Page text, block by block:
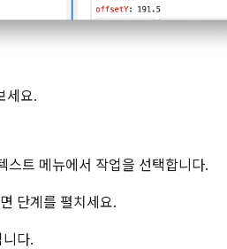
세요.
스트 메뉴에서 작업을 선택합니다.
단계를 펼치세요.
다.